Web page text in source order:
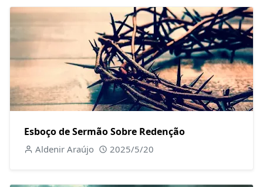
Esboço de Sermão Sobre Redenção
Aldenir Araújo 2025/5/20